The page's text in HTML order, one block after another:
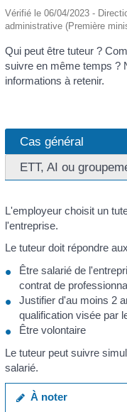
Vérifié le 06/04/2023 -
administrative (Première
Qui peut être tuteur ?
suivre en même temps ?
informations à retenir.
Cas général
ETT, AI ou
L'employeur choisit un
l'entreprise.
Le tuteur doit répondre
Être salarié de
contrat de
Justifier d'au moins 2
qualification visée par
Être volontaire
Le tuteur peut suivre
salarié.
À noter